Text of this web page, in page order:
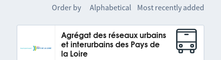
Order by Alphabetical Most recently added
Agrégat des réseaux urbains
et interurbains des Pays de
la Loire